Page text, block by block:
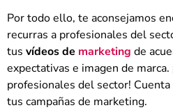
Por todo ello, te aconsejamos
recurras a profesionales del
tus vídeos de marketing de
expectativas e imagen de marca.
profesionales del sector!
tus campañas de marketing.